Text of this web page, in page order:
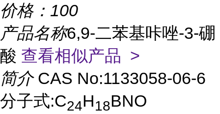
价格： 100
产品名称6,9-二苯基咔唑-3-硼
酸 查看相似产品 >
简介 CAS No:1133058-06-6
分子式:C24H18BNO